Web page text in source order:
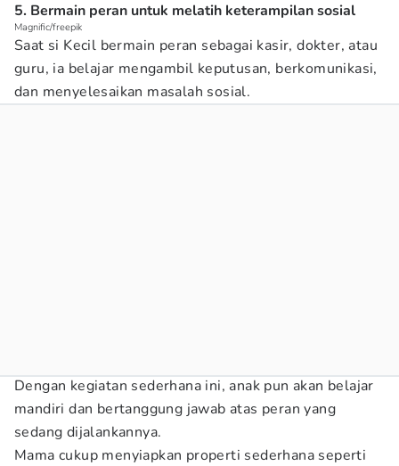
5. Bermain peran untuk melatih keterampilan sosial
Magnific/freepik
Saat si Kecil bermain peran sebagai kasir, dokter, atau
guru, ia belajar mengambil keputusan, berkomunikasi,
dan menyelesaikan masalah sosial.
Dengan kegiatan sederhana ini, anak pun akan belajar
mandiri dan bertanggung jawab atas peran yang
sedang dijalankannya.
Mama cukup menyiapkan properti sederhana seperti